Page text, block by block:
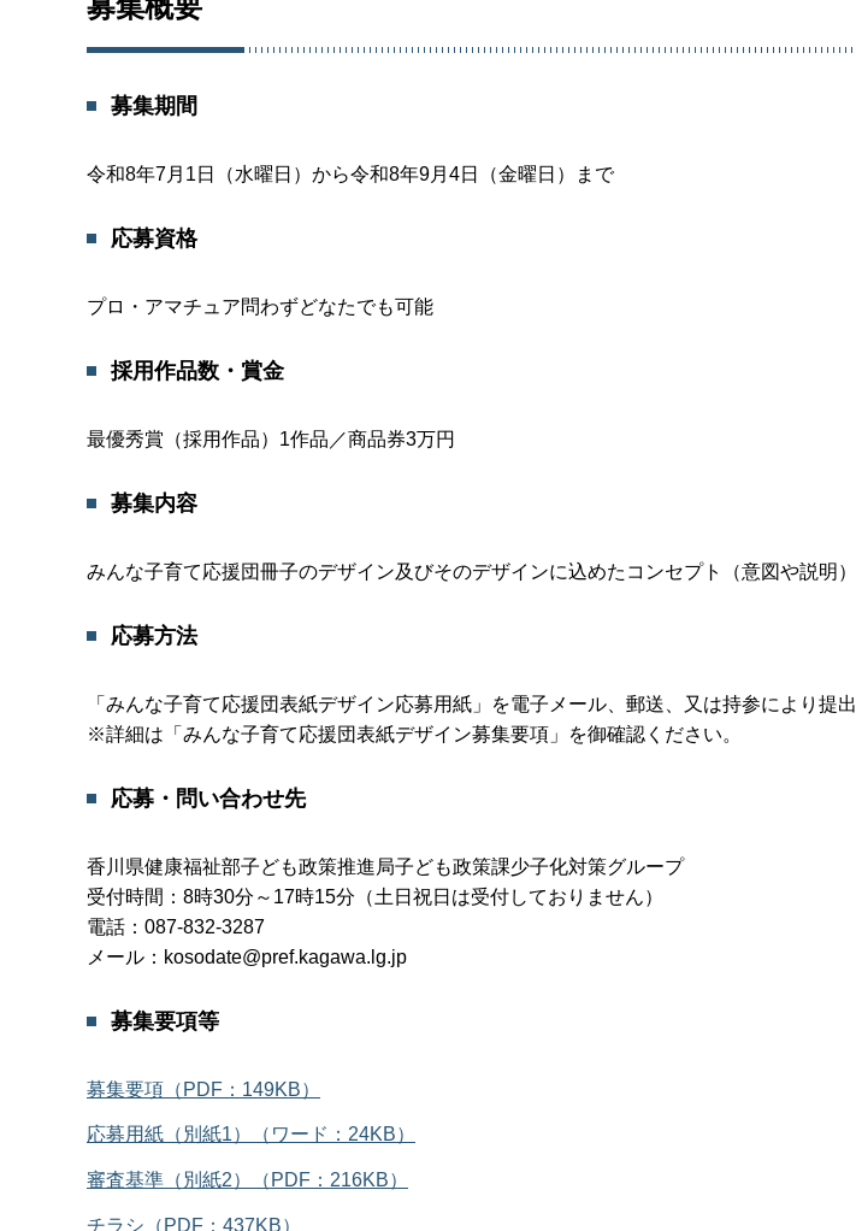
募集期間
令和8年7月1日（水曜日）から令和8年9月4日（金曜日）まで
応募資格
プロ・アマチュア問わずどなたでも可能
採用作品数・賞金
最優秀賞（採用作品）1作品／商品券3万円
募集内容
みんな子育て応援団冊子のデザイン及びそのデザインに込めたコンセプト（意図や説明）
応募方法
「みんな子育て応援団表紙デザイン応募用紙」を電子メール、郵送、又は持参により提出
※詳細は「みんな子育て応援団表紙デザイン募集要項」を御確認ください。
応募・問い合わせ先
香川県健康福祉部子ども政策推進局子ども政策課少子化対策グループ
受付時間：8時30分～17時15分（土日祝日は受付しておりません）
電話：087-832-3287
メール：kosodate@pref.kagawa.lg.jp
募集要項等
募集要項（PDF：149KB）
応募用紙（別紙1）（ワード：24KB）
審査基準（別紙2）（PDF：216KB）
チラシ（PDF：437KB）